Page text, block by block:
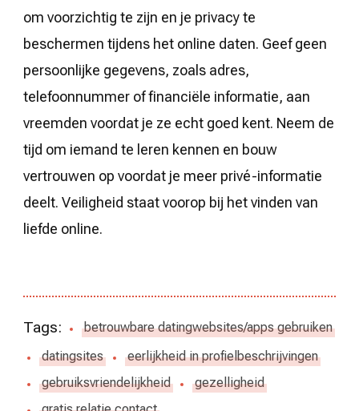
om voorzichtig te zijn en je privacy te
beschermen tijdens het online daten. Geef geen
persoonlijke gegevens, zoals adres,
telefoonnummer of financiële informatie, aan
vreemden voordat je ze echt goed kent. Neem de
tijd om iemand te leren kennen en bouw
vertrouwen op voordat je meer privé-informatie
deelt. Veiligheid staat voorop bij het vinden van
liefde online.
Tags:
betrouwbare datingwebsites/apps gebruiken
datingsites
eerlijkheid in profielbeschrijvingen
gebruiksvriendelijkheid
gezelligheid